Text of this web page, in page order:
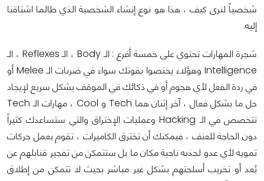
شخصياً لنرى كيف ، هذا هو نوع إنشاء الشخصية الذي طالما اشتاقنا
إليه.
شجرة المهارات تحتوي على خمسة أفرع : الـ Body ، الـ Reflexes ، الـ
Intelligence وهؤلاء يختصوا بقوتك سواء في ضربات الـ Melee أو
في ردة الفعل لأي هجوم أو في ذكائك في الموقف بشكل سريع لإيجاد
حل ما بشكل فعال ، آخر إثنان هما Tech و Cool ، مهارات الـ Tech
تتخصص في الـ Hacking وعمليات الإختراق والتي ستساعدك كثيراً
دون الحاجة للعنف ، فيمكنك أن تخترق الكاميرات ، تقوم بعمل حركات
تمويه لأي عدو لجذبه ناحية مكان ما بل ستتمكن من تفجير قنابلهم عن
بُعد أو تخريب أسلحتهم بشكل غير مباشر بحيث لا تتمكن من إطلاق